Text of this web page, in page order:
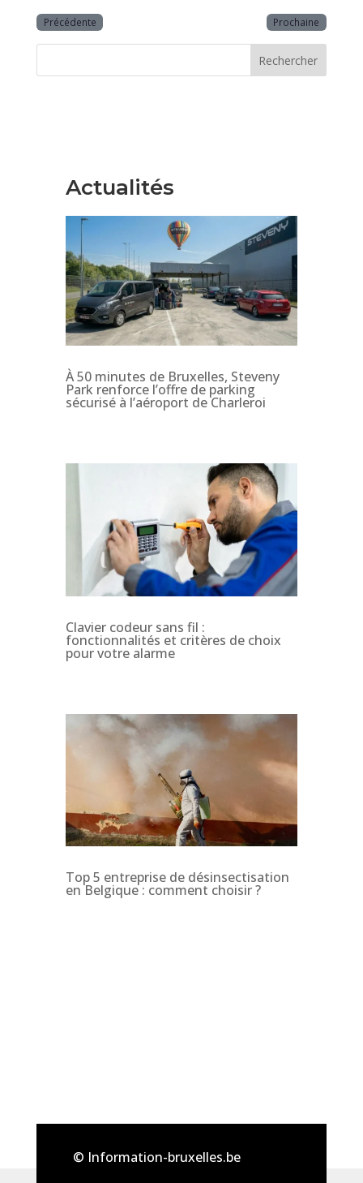
Précédente Prochaine
Rechercher
Actualités
À 50 minutes de Bruxelles, Steveny
Park renforce l’offre de parking
sécurisé à l’aéroport de Charleroi
Clavier codeur sans fil :
fonctionnalités et critères de choix
pour votre alarme
Top 5 entreprise de désinsectisation
en Belgique : comment choisir ?
© Information-bruxelles.be